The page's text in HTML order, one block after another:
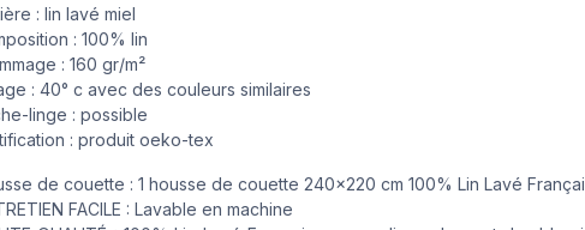
: lin lavé miel
: 100% lin
: 160 gr/m²
: 40° c avec des couleurs similaires
linge : possible
: produit oeko-tex
de couette : 1 housse de couette 240x220 cm 100% Lin Lavé
FACILE : Lavable en machine